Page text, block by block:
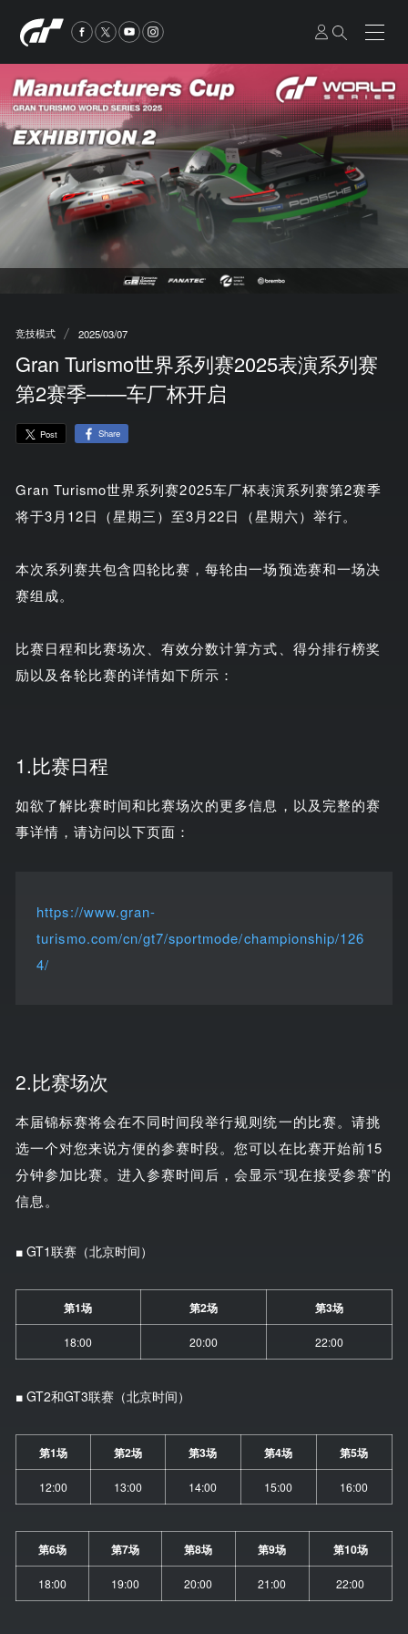
竞技模式 2025/03/07
Gran Turismo世界系列赛2025表演系列赛
第2赛季——车厂杯开启
Post Share
Gran Turismo世界系列赛2025车厂杯表演系列赛第2赛季
将于3月12日（星期三）至3月22日（星期六）举行。
本次系列赛共包含四轮比赛，每轮由一场预选赛和一场决
赛组成。
比赛日程和比赛场次、有效分数计算方式、得分排行榜奖
励以及各轮比赛的详情如下所示：
1.比赛日程
如欲了解比赛时间和比赛场次的更多信息，以及完整的赛
事详情，请访问以下页面：
https://www.gran-
turismo.com/cn/gt7/sportmode/championship/126
4/
2.比赛场次
本届锦标赛将会在不同时间段举行规则统一的比赛。请挑
选一个对您来说方便的参赛时段。您可以在比赛开始前15
分钟参加比赛。进入参赛时间后，会显示“现在接受参赛”的
信息。
■ GT1联赛（北京时间）
第1场 第2场 第3场
18:00 20:00 22:00
■ GT2和GT3联赛（北京时间）
第1场 第2场 第3场 第4场 第5场
12:00 13:00 14:00 15:00 16:00
第6场 第7场 第8场 第9场 第10场
18:00 19:00 20:00 21:00 22:00